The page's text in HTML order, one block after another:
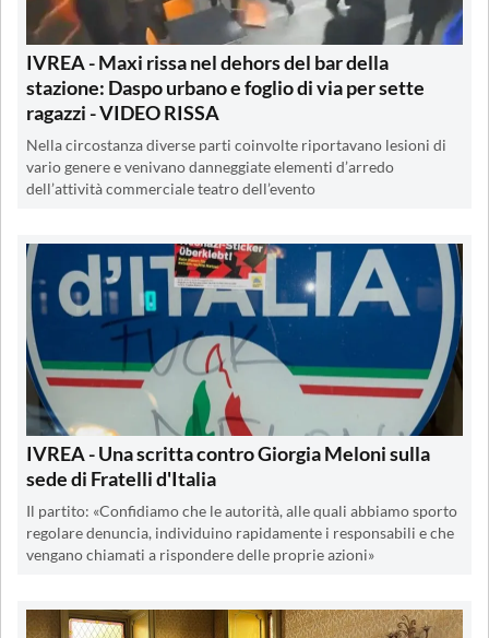
IVREA - Maxi rissa nel dehors del bar della
stazione: Daspo urbano e foglio di via per sette
ragazzi - VIDEO RISSA
Nella circostanza diverse parti coinvolte riportavano lesioni di
vario genere e venivano danneggiate elementi d’arredo
dell’attività commerciale teatro dell’evento
IVREA - Una scritta contro Giorgia Meloni sulla
sede di Fratelli d'Italia
Il partito: «Confidiamo che le autorità, alle quali abbiamo sporto
regolare denuncia, individuino rapidamente i responsabili e che
vengano chiamati a rispondere delle proprie azioni»